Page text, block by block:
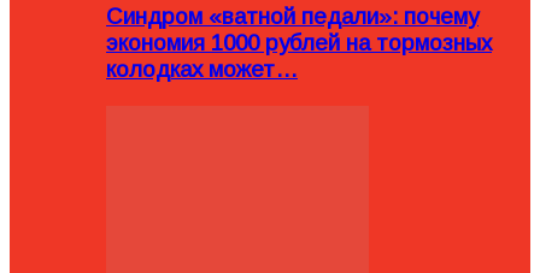
Синдром «ватной педали»: почему
экономия 1000 рублей на тормозных
колодках может…